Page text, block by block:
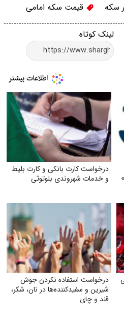
سکه قیمت سکه امامی
لینک کوتاه
درخواست کارت بانکی و کارت بلیط
و خدمات شهروندی بلوتوثی
درخواست استفاده نکردن جوش
شیرین و سفیدکننده‌ها در نان، شکر،
قند و چای